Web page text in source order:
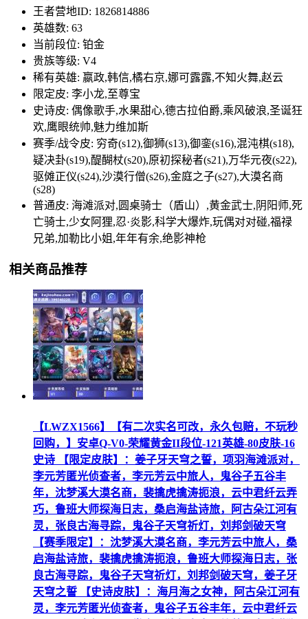
王者营地ID: 1826814886
英雄数: 63
当前段位: 铂金
贵族等级: V4
稀有英雄: 嬴政,韩信,橘右京,娜可露露,不知火舞,赵云
限定皮: 李小龙,至尊宝
史诗皮: 偶像歌手,水果甜心,德古拉伯爵,乘风破浪,圣诞狂
欢,鹰眼统帅,魅力维加斯
赛季/战令皮: 穷奇(s12),御狮(s13),御銮(s16),混沌棋(s18),
疑决卦(s19),醍醐杖(s20),原初探秘者(s21),万华元夜(s22),
驱傩正仪(s24),沙漠行僧(s26),金庭之子(s27),大漠名商
(s28)
普通皮: 海滩派对,圆桌骑士（盾山）,黄金武士,阴阳师,死
亡骑士,少女阿狸,忍·炎影,科学大爆炸,玩偶对对碰,福禄
兄弟,加勒比小姐,年年有余,绝影神枪
相关商品推荐
【LWZX1566】【有二次实名可改，永久包赔，不玩秒
回购，】安卓Q-V0-荣耀黄金II段位-121英雄-80皮肤-16
史诗 【限定皮肤】：姜子牙天穹之誓，项羽海滩派对，
李元芳匿光侦查者，李元芳云中旅人，鬼谷子五谷丰
年，沈梦溪大漠名商，裴擒虎擒涛扼浪，云中君纤云弄
巧，鲁班大师探海日志，桑启海盐诗旅，阿古朵江河有
灵，张良古海寻踪，鬼谷子天穹祈灯，刘邦剑破天穹
【赛季限定】：沈梦溪大漠名商，李元芳云中旅人，桑
启海盐诗旅，裴擒虎擒涛扼浪，鲁班大师探海日志，张
良古海寻踪，鬼谷子天穹祈灯，刘邦剑破天穹，姜子牙
天穹之誓 【史诗皮肤】：海月海之女神，阿古朵江河有
灵，李元芳匿光侦查者，鬼谷子五谷丰年，云中君纤云